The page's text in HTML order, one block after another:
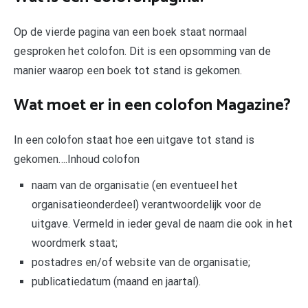
Op de vierde pagina van een boek staat normaal
gesproken het colofon. Dit is een opsomming van de
manier waarop een boek tot stand is gekomen.
Wat moet er in een colofon Magazine?
In een colofon staat hoe een uitgave tot stand is
gekomen….Inhoud colofon
naam van de organisatie (en eventueel het
organisatieonderdeel) verantwoordelijk voor de
uitgave. Vermeld in ieder geval de naam die ook in het
woordmerk staat;
postadres en/of website van de organisatie;
publicatiedatum (maand en jaartal).